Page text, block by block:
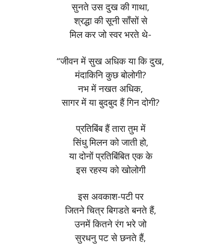
सुनते उस दुख की गाथा,
श्रद्धा की सूनी साँसों से
मिल कर जो स्वर भरते थे-
“जीवन में सुख अधिक या कि दुख,
मंदाकिनि कुछ बोलोगी?
नभ में नखत अधिक,
सागर में या बुदबुद हैं गिन दोगी?
प्रतिबिंब हैं तारा तुम में
सिंधु मिलन को जाती हो,
या दोनों प्रतिबिंबित एक के
इस रहस्य को खोलोगी
इस अवकाश-पटी पर
जितने चित्र बिगडते बनते हैं,
उनमें कितने रंग भरे जो
सुरधनु पट से छनते हैं,